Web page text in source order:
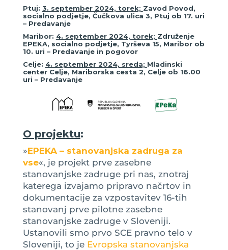
Ptuj: 3. september 2024, torek; Zavod Povod,
socialno podjetje, Čučkova ulica 3, Ptuj ob 17. uri
– Predavanje
Maribor: 4. september 2024, torek; Združenje
EPEKA, socialno podjetje, Tyrševa 15, Maribor ob
10. uri – Predavanje in pogovor
Celje: 4. september 2024, sreda; Mladinski
center Celje, Mariborska cesta 2, Celje ob 16.00
uri – Predavanje
O projektu:
»EPEKA – stanovanjska zadruga za
vse«, je projekt prve zasebne
stanovanjske zadruge pri nas, znotraj
katerega izvajamo pripravo načrtov in
dokumentacije za vzpostavitev 16-tih
stanovanj prve pilotne zasebne
stanovanjske zadruge v Sloveniji.
Ustanovili smo prvo SCE pravno telo v
Sloveniji, to je Evropska stanovanjska